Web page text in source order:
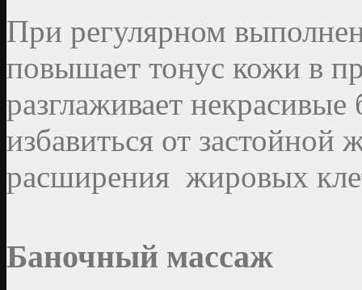
При регулярном
повышает тонус кожи в
разглаживает
избавиться от
расширения жировых
Баночный массаж